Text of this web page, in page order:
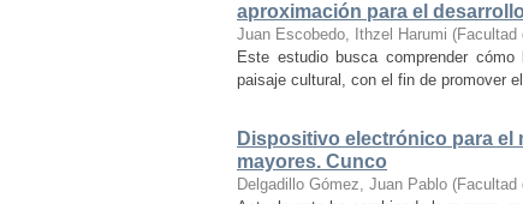
aproximación para el
Juan Escobedo, Ithzel Harumi (Facultad
Este estudio busca comprender
paisaje cultural, con el fin de promover
Dispositivo electrónico para
mayores. Cunco
Delgadillo Gómez, Juan Pablo (Facultad